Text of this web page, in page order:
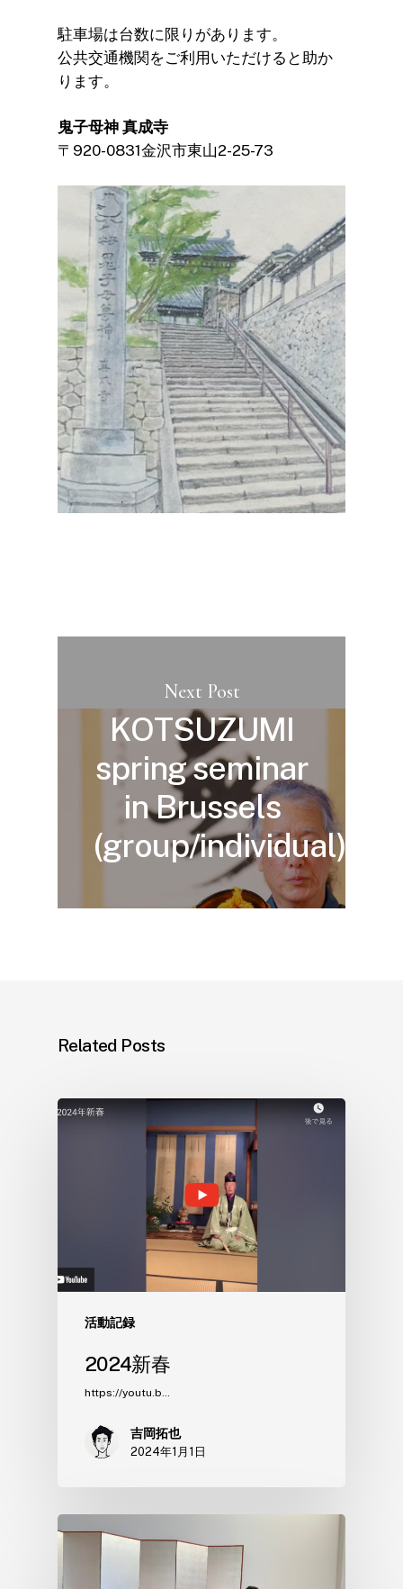
駐車場は台数に限りがあります。
公共交通機関をご利用いただけると助か
ります。
鬼子母神 真成寺
〒920-0831金沢市東山2-25-73
Next Post
KOTSUZUMI
spring seminar
in Brussels
(group/individual)
Related Posts
活動記録
2024新春
https://youtu.b…
吉岡拓也
2024年1月1日